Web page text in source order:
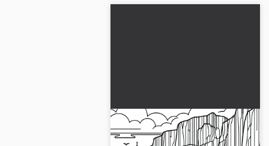
Dik bir kayalık altındaki
balıkçı teknesi - Ücretsiz